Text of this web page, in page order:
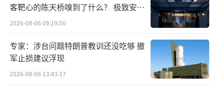
请注意：加强战略协作，有力信号。
我们也不用回避，俄罗斯有俄罗斯的国家
利益，但在中俄美之间，有一点，俄罗斯应该
拎得很清。
客靶心的陈天桥嗅到了什么？ 极致安全
的追寻
2026-08-06 09:19:50
专家：涉台问题特朗普教训还没吃够 撤
军止损建议浮现
2026-08-06 13:43:17